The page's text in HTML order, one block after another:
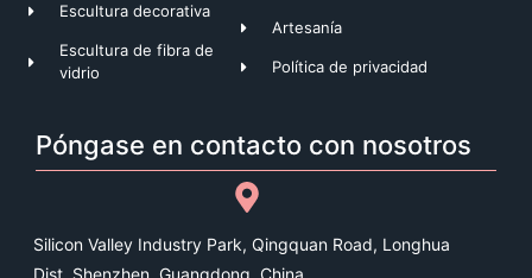
Escultura decorativa
Escultura de fibra de
vidrio
Artesanía
Política de privacidad
Póngase en contacto con nosotros
Silicon Valley Industry Park, Qingquan Road, Longhua